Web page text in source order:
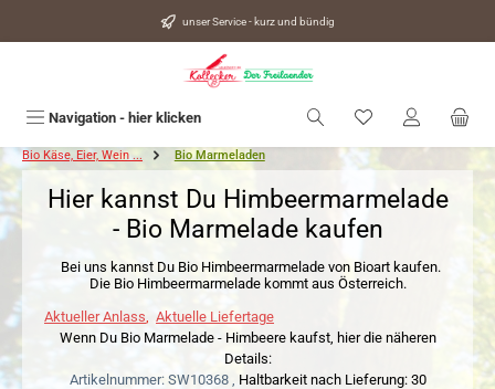
unser Service - kurz und bündig
Navigation - hier klicken Du hast 0
Bio Käse, Eier, Wein ... Bio Marmeladen
Hier kannst Du Himbeermarmelade
- Bio Marmelade kaufen
Bei uns kannst Du Bio Himbeermarmelade von Bioart kaufen.
Die Bio Himbeermarmelade kommt aus Österreich.
Aktueller Anlass
Aktuelle Liefertage
Wenn Du Bio Marmelade - Himbeere kaufst, hier die näheren
Details:
Artikelnummer: SW10368 , Haltbarkeit nach Lieferung: 30